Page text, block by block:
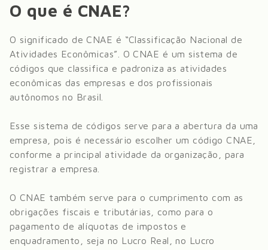
O que é CNAE?
O significado de CNAE é “Classificação Nacional de
Atividades Econômicas”. O CNAE é um sistema de
códigos que classifica e padroniza as atividades
econômicas das empresas e dos profissionais
autônomos no Brasil.
Esse sistema de códigos serve para a abertura da uma
empresa, pois é necessário escolher um código CNAE,
conforme a principal atividade da organização, para
registrar a empresa.
O CNAE também serve para o cumprimento com as
obrigações fiscais e tributárias, como para o
pagamento de alíquotas de impostos e
enquadramento, seja no Lucro Real, no Lucro